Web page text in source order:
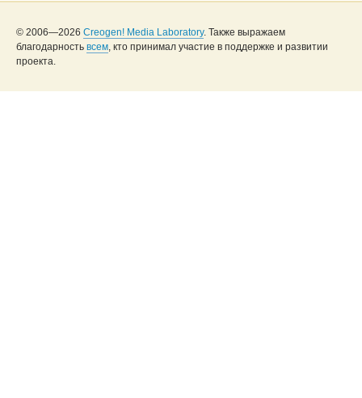
© 2006—2026 Creogen! Media Laboratory. Также выражаем
благодарность всем, кто принимал участие в поддержке и развитии
проекта.